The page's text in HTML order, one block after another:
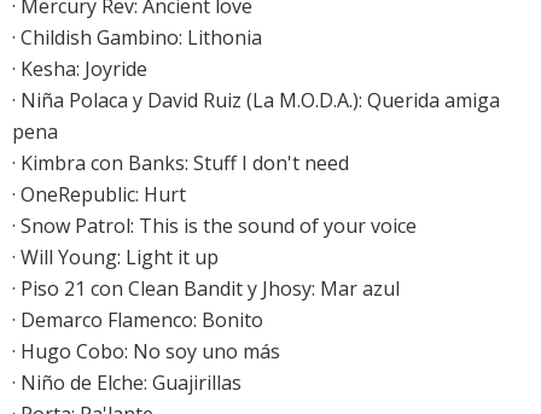
· Mercury Rev: Ancient love
· Childish Gambino: Lithonia
· Kesha: Joyride
· Niña Polaca y David Ruiz (La M.O.D.A.): Querida amiga
pena
· Kimbra con Banks: Stuff I don't need
· OneRepublic: Hurt
· Snow Patrol: This is the sound of your voice
· Will Young: Light it up
· Piso 21 con Clean Bandit y Jhosy: Mar azul
· Demarco Flamenco: Bonito
· Hugo Cobo: No soy uno más
· Niño de Elche: Guajirillas